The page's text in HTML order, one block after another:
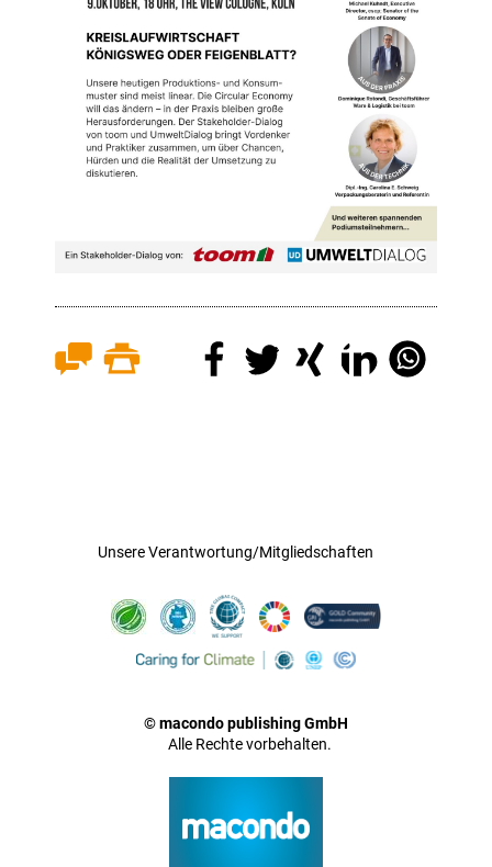
Unsere Verantwortung/Mitgliedschaften
© macondo publishing GmbH
Alle Rechte vorbehalten.